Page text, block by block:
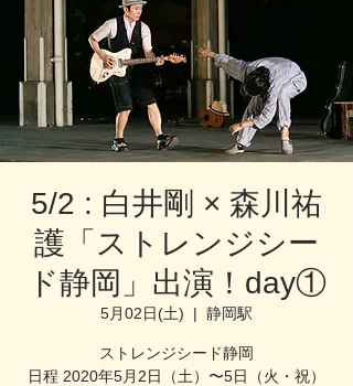
5/2 : 白井剛 × 森川祐
護「ストレンジシー
ド静岡」出演！day①
5月02日(土)
  |
静岡駅
ストレンジシード静岡
日程 2020年5月2日（土）〜5日（火・祝）